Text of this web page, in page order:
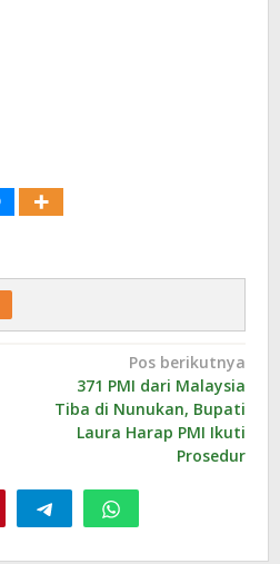
Pos berikutnya
371 PMI dari Malaysia
Tiba di Nunukan, Bupati
Laura Harap PMI Ikuti
Prosedur